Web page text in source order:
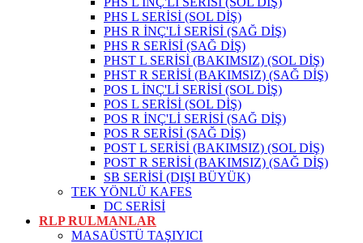
PHS L SERİSİ (SOL DİŞ)
PHS R İNÇ'Lİ SERİSİ (SAĞ DİŞ)
PHS R SERİSİ (SAĞ DİŞ)
PHST L SERİSİ (BAKIMSIZ) (SOL DİŞ)
PHST R SERİSİ (BAKIMSIZ) (SAĞ DİŞ)
POS L İNÇ'Lİ SERİSİ (SOL DİŞ)
POS L SERİSİ (SOL DİŞ)
POS R İNÇ'Lİ SERİSİ (SAĞ DİŞ)
POS R SERİSİ (SAĞ DİŞ)
POST L SERİSİ (BAKIMSIZ) (SOL DİŞ)
POST R SERİSİ (BAKIMSIZ) (SAĞ DİŞ)
SB SERİSİ (DIŞI BÜYÜK)
TEK YÖNLÜ KAFES
DC SERİSİ
RLP RULMANLAR
MASAÜSTÜ TAŞIYICI